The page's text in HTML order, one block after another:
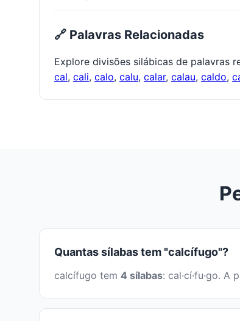
🔗 Palavras Relacionadas
Explore divisões silábicas de palavras
cal, cali, calo, calu, calar, calau, caldo,
Quantas sílabas tem "calcífugo"?
calcífugo tem 4 sílabas: cal·cí·fu·go.